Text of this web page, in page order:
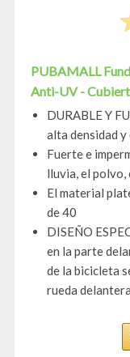
PUBAMALL
Anti-UV -
DURABLE Y
alta densidad
Fuerte e
lluvia, el polvo,
El material
de 40
DISEÑO
en la parte
de la bicicleta
rueda